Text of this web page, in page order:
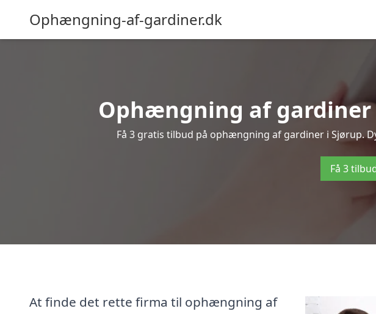
Ophængning-af-gardiner.dk
Ophængning af gardiner
Få 3 gratis tilbud på ophængning af gardiner i Sjørup.
Få 3
At finde det rette firma til ophængning af